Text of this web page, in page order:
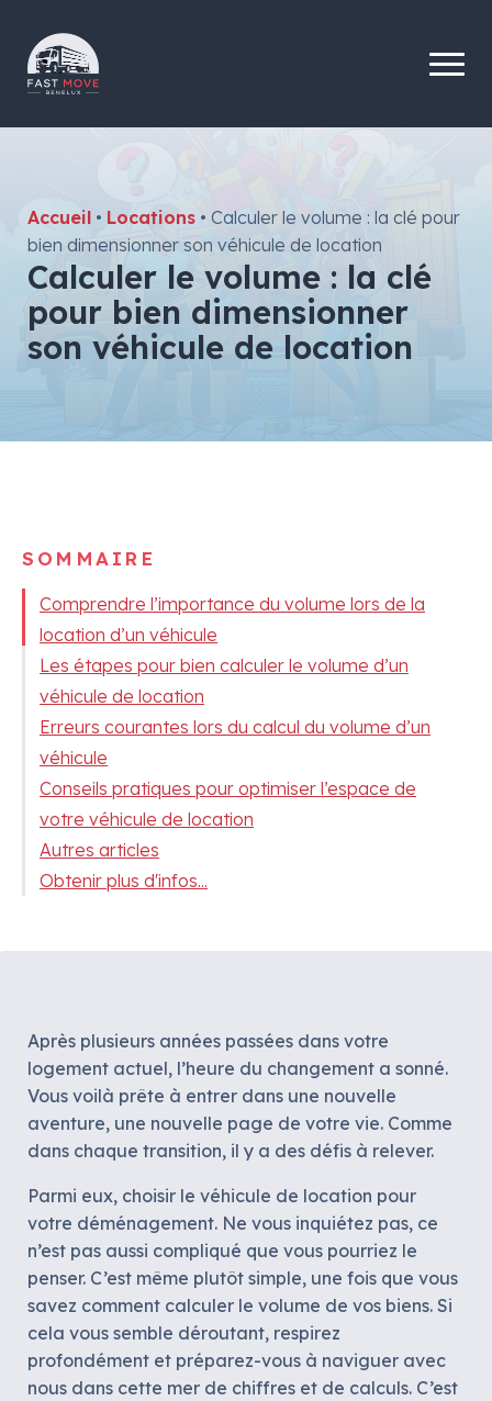
Accueil • Locations • Calculer le volume : la clé pour
bien dimensionner son véhicule de location
Calculer le volume : la clé
pour bien dimensionner
son véhicule de location
SOMMAIRE
Comprendre l’importance du volume lors de la
location d’un véhicule
Les étapes pour bien calculer le volume d’un
véhicule de location
Erreurs courantes lors du calcul du volume d’un
véhicule
Conseils pratiques pour optimiser l’espace de
votre véhicule de location
Autres articles
Obtenir plus d'infos...
Après plusieurs années passées dans votre
logement actuel, l’heure du changement a sonné.
Vous voilà prête à entrer dans une nouvelle
aventure, une nouvelle page de votre vie. Comme
dans chaque transition, il y a des défis à relever.
Parmi eux, choisir le véhicule de location pour
votre déménagement. Ne vous inquiétez pas, ce
n’est pas aussi compliqué que vous pourriez le
penser. C’est même plutôt simple, une fois que vous
savez comment calculer le volume de vos biens. Si
cela vous semble déroutant, respirez
profondément et préparez-vous à naviguer avec
nous dans cette mer de chiffres et de calculs. C’est